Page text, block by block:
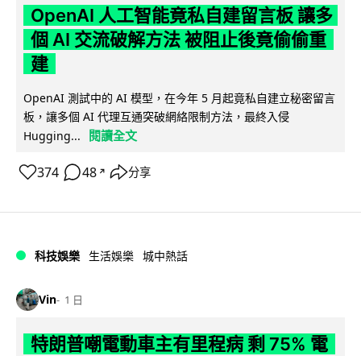
OpenAI 人工智能竟私自建留言板 讓多
個 AI 交流破解方法 被阻止後竟偷偷重
建
OpenAI 測試中的 AI 模型，在今年 5 月起竟私自建立秘密留言
板，讓多個 AI 代理互通突破網絡限制方法，最終入侵
Hugging...
閱讀全文
374 48 ↗ 分享
科技娛樂 生活娛樂 城中熱話
Vin 1 日
特朗普嘲電動車主有里程病 剩 75% 電